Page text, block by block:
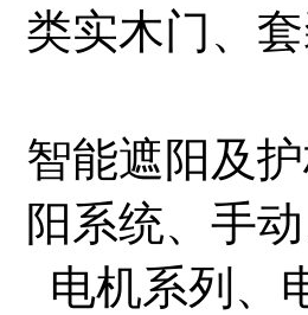
类实木门、
智能遮阳及
阳系统、手
电机系列、